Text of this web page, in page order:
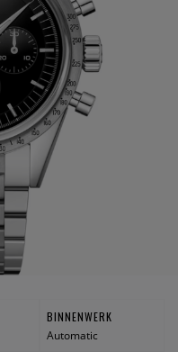
BINNENWERK
Automatic